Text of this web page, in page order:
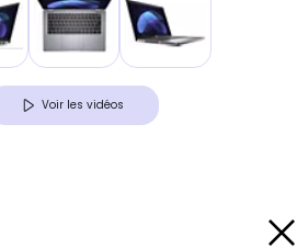
Voir les vidéos